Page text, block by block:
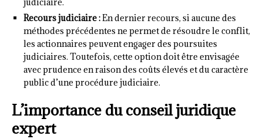
judiciaire.
Recours judiciaire :En dernier recours, si aucune des
méthodes précédentes ne permet de résoudre le conflit,
les actionnaires peuvent engager des poursuites
judiciaires. Toutefois, cette option doit être envisagée
avec prudence en raison des coûts élevés et du caractère
public d’une procédure judiciaire.
L’importance du conseil juridique
expert